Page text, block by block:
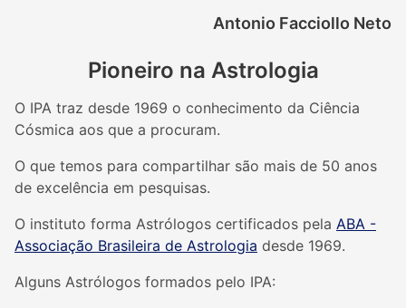
Antonio Facciollo Neto
Pioneiro na Astrologia
O IPA traz desde 1969 o conhecimento da Ciência
Cósmica aos que a procuram.
O que temos para compartilhar são mais de 50 anos
de excelência em pesquisas.
O instituto forma Astrólogos certificados pela ABA -
Associação Brasileira de Astrologia desde 1969.
Alguns Astrólogos formados pelo IPA: